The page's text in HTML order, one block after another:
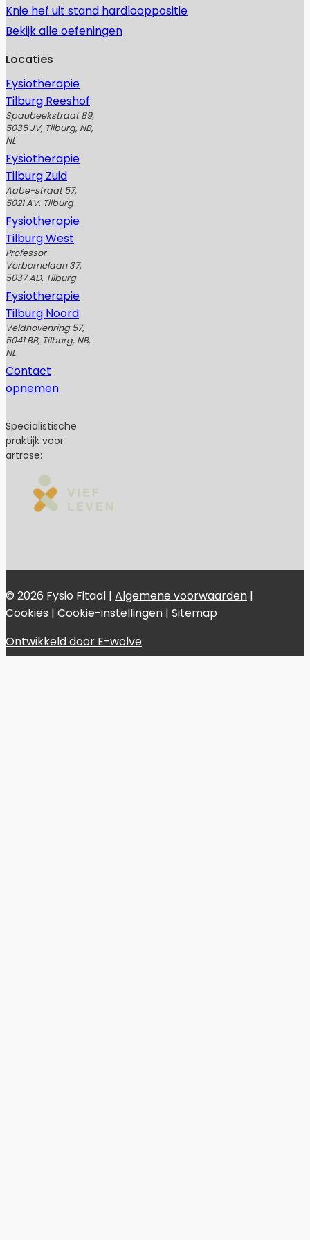
Knie hef uit stand hardlooppositie
Bekijk alle oefeningen
Locaties
Fysiotherapie
Tilburg Reeshof
Spaubeekstraat 89,
5035 JV, Tilburg, NB,
NL
Fysiotherapie
Tilburg Zuid
Aabe-straat 57,
5021 AV, Tilburg
Fysiotherapie
Tilburg West
Professor
Verbernelaan 37,
5037 AD, Tilburg
Fysiotherapie
Tilburg Noord
Veldhovenring 57,
5041 BB, Tilburg, NB,
NL
Contact
opnemen
Specialistische
praktijk voor
artrose:
© 2026 Fysio Fitaal | Algemene voorwaarden |
Cookies | Cookie-instellingen | Sitemap
Ontwikkeld door E-wolve